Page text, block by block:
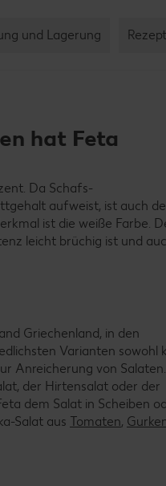
und Lagerung
hat Feta
Da Schafs-
aufweist, ist auch
ist die weiße Farbe.
leicht brüchig ist und
Griechenland, in den
Varianten sowohl
Anreicherung von Salaten.
der Hirtensalat oder der
dem Salat in Scheiben
Salat aus Tomaten,